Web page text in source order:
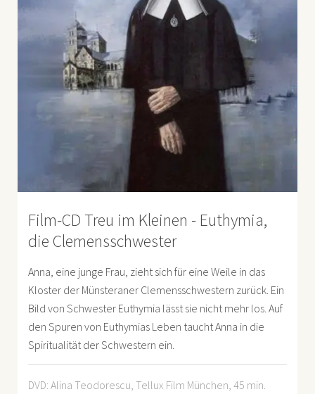
Film-CD Treu im Kleinen - Euthymia,
die Clemensschwester
Anna, eine junge Frau, zieht sich für eine Weile in das
Kloster der Münsteraner Clemensschwestern zurück. Ein
Bild von Schwester Euthymia lässt sie nicht mehr los. Auf
den Spuren von Euthymias Leben taucht Anna in die
Spiritualität der Schwestern ein.
DVD: Alina Teodorescu, Tellux Film München, 45 min.